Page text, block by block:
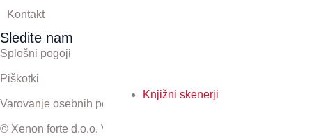
Knjižni skenerji
Kontakt
Sledite nam
Splošni pogoji
Piškotki
Varovanje osebnih podatkov
© Xenon forte d.o.o. Vse pravice pridržane.